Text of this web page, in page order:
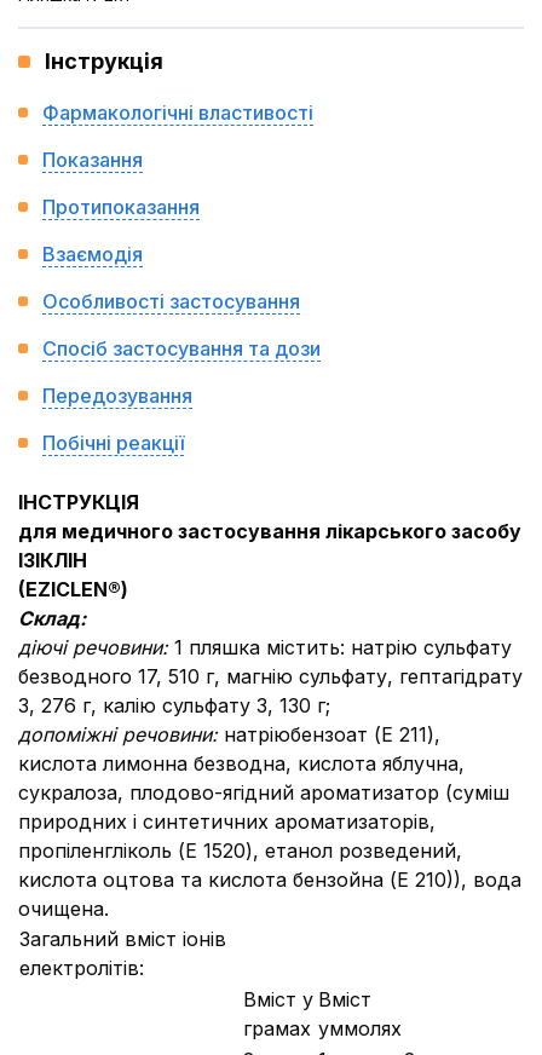
Інструкція
Фармакологічні властивості
Показання
Протипоказання
Взаємодія
Особливості застосування
Спосіб застосування та дози
Передозування
Побічні реакції
ІНСТРУКЦІЯ
для медичного застосування лікарського засобу
ІЗІКЛІН
(EZICLEN®)
Склад:
діючі речовини: 1 пляшка містить: натрію сульфату
безводного 17, 510 г, магнію сульфату, гептагідрату
3, 276 г, калію сульфату 3, 130 г;
допоміжні речовини: натріюбензоат (E 211),
кислота лимонна безводна, кислота яблучна,
сукралоза, плодово-ягідний ароматизатор (суміш
природних і синтетичних ароматизаторів,
пропіленгліколь (E 1520), етанол розведений,
кислота оцтова та кислота бензойна (Е 210)), вода
очищена.
Загальний вміст іонів
електролітів:
Вміст у
грамах
Вміст
уммолях